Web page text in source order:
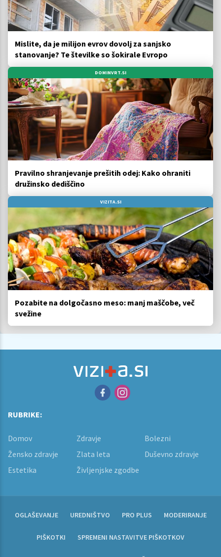
Mislite, da je milijon evrov dovolj za sanjsko
stanovanje? Te številke so šokirale Evropo
DOMINVRT.SI
Pravilno shranjevanje prešitih odej: Kako ohraniti
družinsko dediščino
VIZITA.SI
Pozabite na dolgočasno meso: manj maščobe, več
svežine
RUBRIKE:
Domov Zdravje
Bolezni
Žensko zdravje
Zlata leta
Duševno zdravje
Estetika
Življenjske zgodbe
OGLAŠEVANJE UREDNIŠTVO PRO PLUS MODERIRANJE
PIŠKOTKI SPREMENI NASTAVITVE PIŠKOTKOV